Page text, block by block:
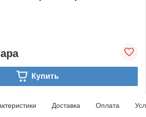
Купить
Доставка Оплата